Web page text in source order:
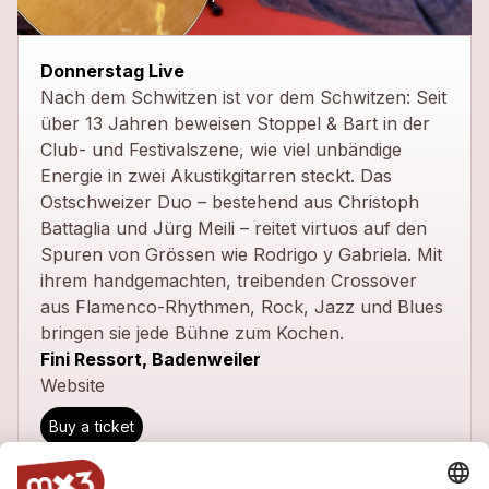
Donnerstag Live
Nach dem Schwitzen ist vor dem Schwitzen: Seit
über 13 Jahren beweisen Stoppel & Bart in der
Club- und Festivalszene, wie viel unbändige
Energie in zwei Akustikgitarren steckt. Das
Ostschweizer Duo – bestehend aus Christoph
Battaglia und Jürg Meili – reitet virtuos auf den
Spuren von Grössen wie Rodrigo y Gabriela. Mit
ihrem handgemachten, treibenden Crossover
aus Flamenco-Rhythmen, Rock, Jazz und Blues
bringen sie jede Bühne zum Kochen.
Fini Ressort, Badenweiler
Website
Buy a ticket